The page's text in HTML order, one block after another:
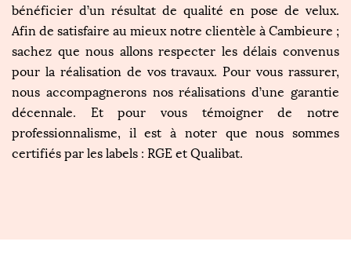
bénéficier d’un résultat de qualité en pose de velux.
Afin de satisfaire au mieux notre clientèle à Cambieure ;
sachez que nous allons respecter les délais convenus
pour la réalisation de vos travaux. Pour vous rassurer,
nous accompagnerons nos réalisations d’une garantie
décennale. Et pour vous témoigner de notre
professionnalisme, il est à noter que nous sommes
certifiés par les labels : RGE et Qualibat.